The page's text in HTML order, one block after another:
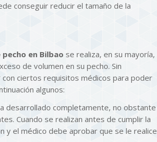
conseguir reducir el tamaño de la
en Bilbao se realiza, en su mayoría,
de volumen en su pecho. Sin
ciertos requisitos médicos para poder
algunos:
desarrollado completamente, no obstante
Cuando se realizan antes de cumplir la
y el médico debe aprobar que se le realice